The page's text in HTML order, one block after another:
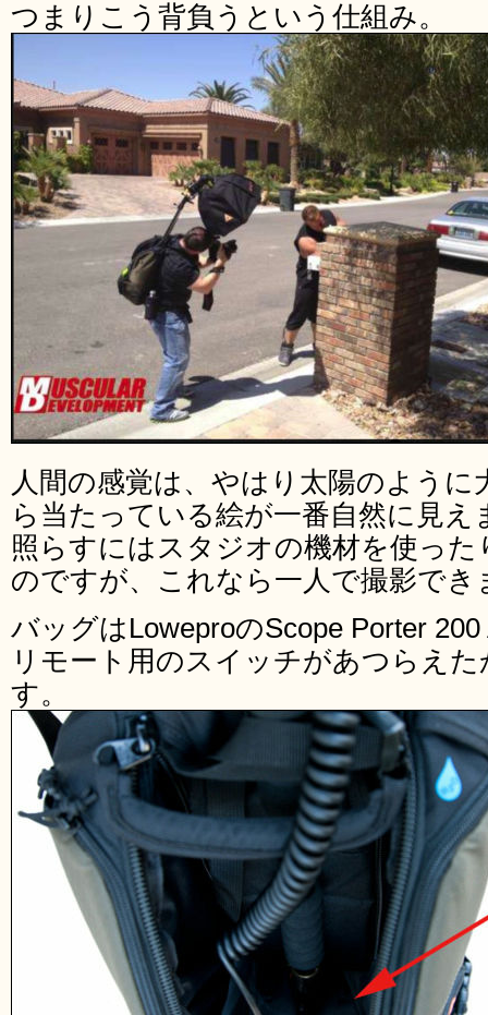
つまりこう背負うという仕組み。
人間の感覚は、やはり太陽のよう
ら当たっている絵が一番自然に見
照らすにはスタジオの機材を使っ
のですが、これなら一人で撮影でき
バッグはLoweproのScope Porter
リモート用のスイッチがあつらえ
す。